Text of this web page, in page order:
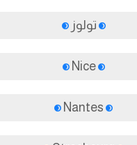
تولوز
Nice